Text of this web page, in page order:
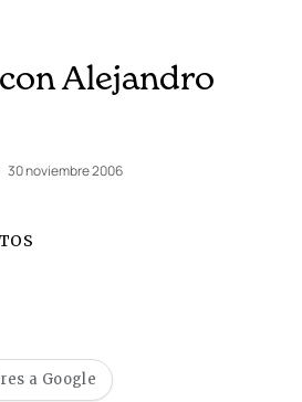
Alejandro
30 noviembre 2006
a Google